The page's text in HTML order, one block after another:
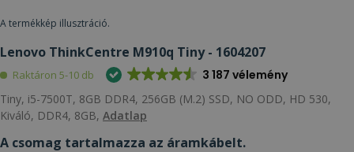
A termékkép illusztráció.
Lenovo ThinkCentre M910q Tiny - 1604207
Raktáron 5-10 db 3 187 vélemény
Tiny, i5-7500T, 8GB DDR4, 256GB (M.2) SSD, NO ODD, HD 530,
Kiváló, DDR4, 8GB, Adatlap
A csomag tartalmazza az áramkábelt.